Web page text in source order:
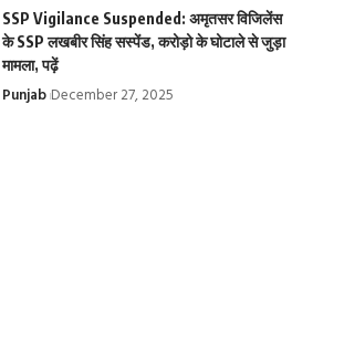
के बारे में 10 रोचक
तथ्य, 10 important
Krishna
सीरीज, Top
Web Series on
SSP Vigilance Suspended: अमृतसर विजिलेंस
के SSP लखबीर सिंह सस्पेंड, करोड़ो के घोटाले से जुड़ा
मामला, पढ़ें
Punjab December 27, 2025